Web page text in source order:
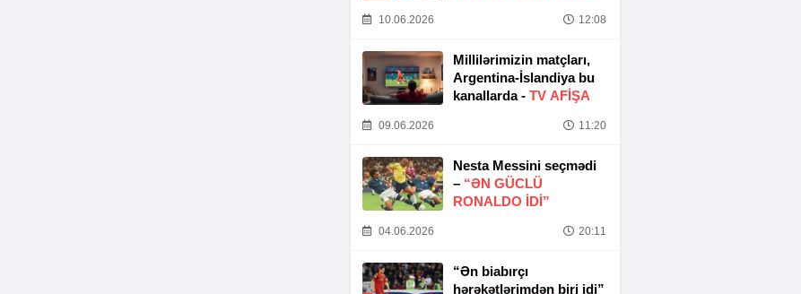
10.06.2026 12:08
Millilərimizin matçları,
Argentina-İslandiya bu
kanallarda - TV AFİŞA
09.06.2026 11:20
Nesta Messini seçmədi
– “ƏN GÜCLÜ
RONALDO IDI”
04.06.2026 20:11
“Ən biabırçı
hərəkətlərimdən biri idi”